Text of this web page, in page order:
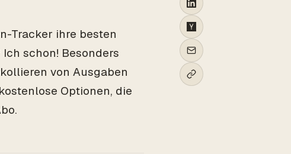
Tracker ihre besten
schon! Besonders
von Ausgaben
Optionen, die